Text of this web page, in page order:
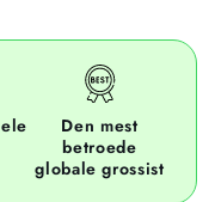
Den mest
betroede
globale grossist